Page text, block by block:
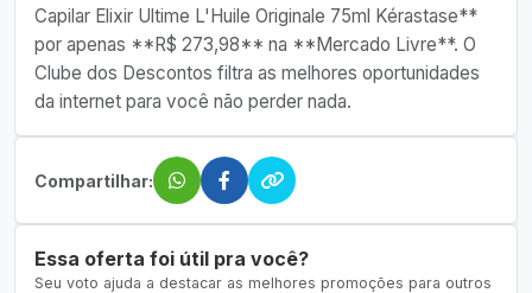
Capilar Elixir Ultime L'Huile Originale 75ml Kérastase**
por apenas **R$ 273,98** na **Mercado Livre**. O
Clube dos Descontos filtra as melhores oportunidades
da internet para você não perder nada.
Compartilhar:
Essa oferta foi útil pra você?
Seu voto ajuda a destacar as melhores promoções para outros